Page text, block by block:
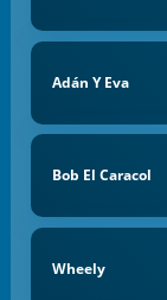
Adán Y Eva
Bob El Caracol
Wheely